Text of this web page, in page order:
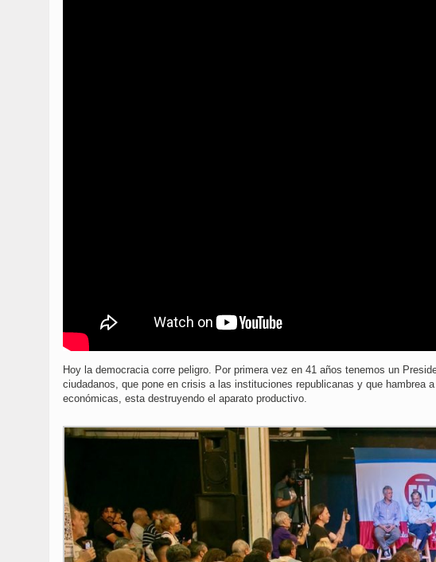
Hoy la democracia corre peligro. Por primera vez en 41 años tenemos un
ciudadanos, que pone en crisis a las instituciones republicanas y que
económicas, esta destruyendo el aparato productivo.